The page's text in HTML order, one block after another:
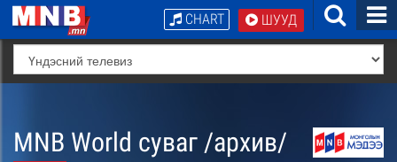
ШУУД
CHART
MNB World суваг /архив/